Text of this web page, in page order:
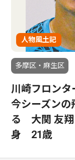
人物風土記
多摩区・麻生区
川崎フロンタ
今シーズンの
る 大関 友
身 21歳